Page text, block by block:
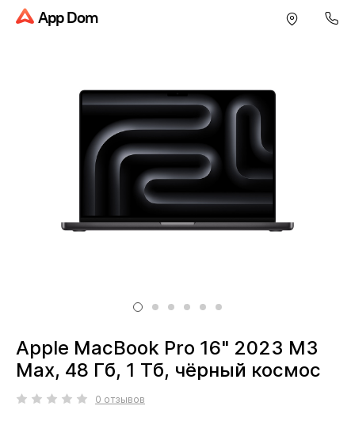
App Dom
Apple MacBook Pro 16" 2023 M3
Max, 48 Гб, 1 Тб, чёрный космос
0 отзывов